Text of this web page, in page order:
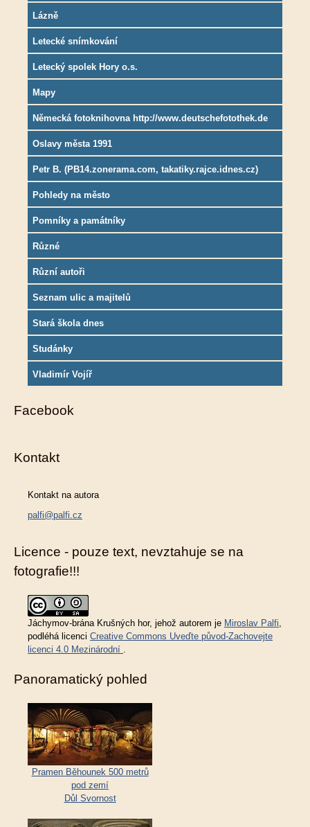
Lázně
Letecké snímkování
Letecký spolek Hory o.s.
Mapy
Německá fotoknihovna http://www.deutschefotothek.de
Oslavy města 1991
Petr B. (PB14.zonerama.com, takatiky.rajce.idnes.cz)
Pohledy na město
Pomníky a památníky
Různé
Různí autoři
Seznam ulic a majitelů
Stará škola dnes
Studánky
Vladimír Vojíř
Facebook
Kontakt
Kontakt na autora
palfi@palfi.cz
Licence - pouze text, nevztahuje se na
fotografie!!!
Jáchymov-brána Krušných hor, jehož autorem je Miroslav Palfi
podléhá licenci Creative Commons Uveďte původ-Zachovejte
licenci 4.0 Mezinárodní
Panoramatický pohled
Pramen Běhounek 500 metrů
pod zemí
Důl Svornost